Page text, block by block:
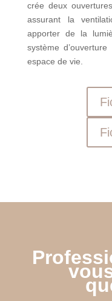
crée deux
assurant la
apporter de la
système
espace de vie.